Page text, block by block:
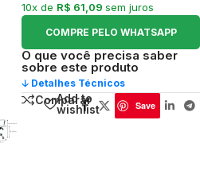
10x de R$ 61,09 sem juros
COMPRE PELO WHATSAPP
O que você precisa saber
sobre este produto
🡣 Detalhes Técnicos
Comparar
Add to
wishlist
Save